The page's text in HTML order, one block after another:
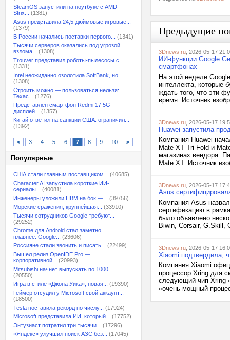
SteamOS запустили на ноутбуке с AMD
Strix...
(1381)
Asus представила 24,5-дюймовые игровые...
(1379)
В России начались поставки первого...
(1341)
Тысячи серверов оказались под угрозой
взлома...
(1308)
Trouver представил роботы-пылесосы с...
(1331)
Intel неожиданно озолотила SoftBank, но...
(1308)
Строить можно — пользоваться нельзя:
Техас...
(1276)
Представлен смартфон Redmi 17 5G —
дисплей...
(1357)
Китай ответил на санкции США: ограничил...
(1392)
< 3 4 5 6 7 8 9 10 >
Популярные
США стали главным поставщиком...
(40685)
Character.AI запустила короткие ИИ-
сериалы...
(40081)
Инженеры уложили HBM на бок —...
(39756)
Морские сражения, крупнейшая...
(33910)
Тысячи сотрудников Google требуют...
(29252)
Chrome для Android стал заметно
плавнее: Google...
(23606)
Россияне стали звонить и писать...
(22499)
Вышел релиз OpenIDE Pro —
корпоративной...
(20993)
Mitsubishi начнёт выпускать по 1000...
(20550)
Игра в стиле «Джона Уика», новая...
(19390)
Геймер отсудил у Microsoft свой аккаунт...
(18500)
Tesla поставила рекорд по числу...
(17924)
Microsoft представила ИИ, который...
(17752)
Энтузиаст потратил три тысячи...
(17296)
«Яндекс» улучшил поиск АЗС без...
(17045)
Предыдущие
3Dnews.ru , 2026-05-17
ИИ-функции Google
смартфонах
На этой неделе
интеллекта, которые
ждать того, что эти
время. Источник
3Dnews.ru , 2026-05-17
Huawei запустила
Компания Huawei
Mate XT Tri-Fold и
магазинах вендора.
Mate XT. Источник
3Dnews.ru , 2026-05-17
Asus
Компания Asus
сертификацию в
было объявлено
Biwin, Corsair, G.Skill,
3Dnews.ru , 2026-05-17
Xiaomi подтвердила,
Компания Xiaomi
процессор Xring для
следующий чип Xring
«очень мощный